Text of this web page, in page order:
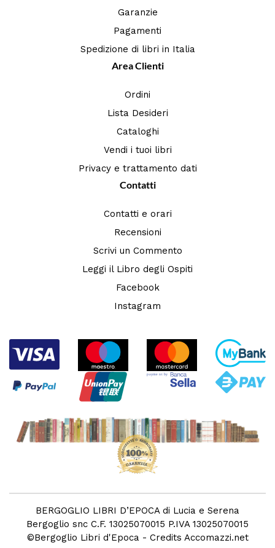
Garanzie
Pagamenti
Spedizione di libri in Italia
Area Clienti
Ordini
Lista Desideri
Cataloghi
Vendi i tuoi libri
Privacy e trattamento dati
Contatti
Contatti e orari
Recensioni
Scrivi un Commento
Leggi il Libro degli Ospiti
Facebook
Instagram
BERGOGLIO LIBRI D’EPOCA di Lucia e Serena
Bergoglio snc C.F. 13025070015 P.IVA 13025070015
©Bergoglio Libri d'Epoca - Credits Accomazzi.net